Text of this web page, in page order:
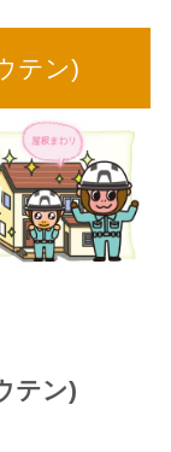
テン)
テン)